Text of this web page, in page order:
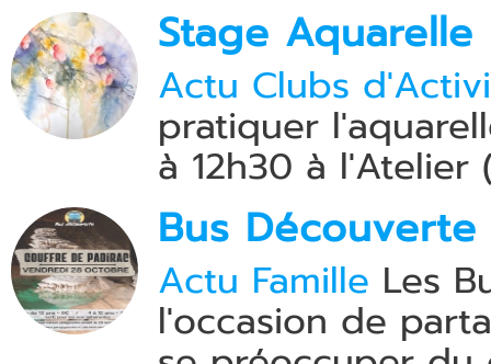
Stage Aquarelle
Actu Clubs
pratiquer
à 12h30 à l'Atelier
Bus Découverte
Actu Famille Les
l'occasion de